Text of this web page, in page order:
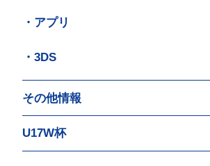
・アプリ
・3DS
その他情報
U17W杯